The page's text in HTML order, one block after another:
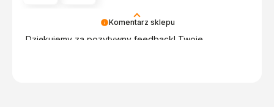
Komentarz sklepu
Dziękujemy za pozytywny feedback! Twoje